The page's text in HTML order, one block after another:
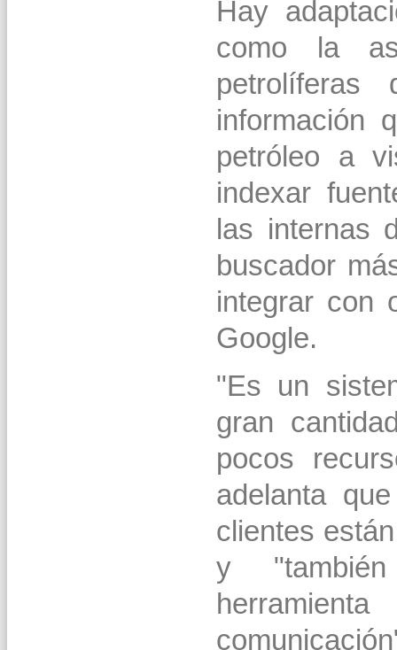
Hay
como la
información
petróleo a
indexar
las internas
buscador
integrar con
Google.
"Es un
gran
pocos
adelanta
clientes
y